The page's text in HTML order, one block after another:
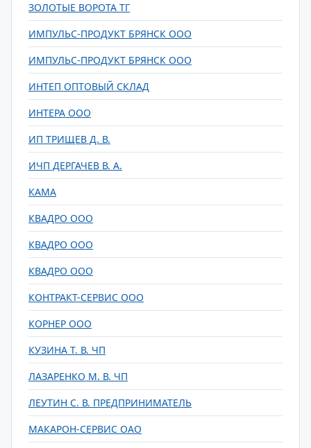
ЗОЛОТЫЕ ВОРОТА ТГ
ИМПУЛЬС-ПРОДУКТ БРЯНСК ООО
ИМПУЛЬС-ПРОДУКТ БРЯНСК ООО
ИНТЕП ОПТОВЫЙ СКЛАД
ИНТЕРА ООО
ИП ТРИЩЕВ Д. В.
ИЧП ДЕРГАЧЕВ В. А.
КАМА
КВАДРО ООО
КВАДРО ООО
КВАДРО ООО
КОНТРАКТ-СЕРВИС ООО
КОРНЕР ООО
КУЗИНА Т. В. ЧП
ЛАЗАРЕНКО М. В. ЧП
ЛЕУТИН С. В. ПРЕДПРИНИМАТЕЛЬ
МАКАРОН-СЕРВИС ОАО